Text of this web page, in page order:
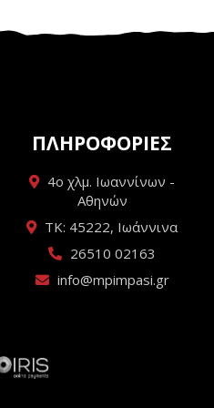
ΠΛΗΡΟΦΟΡΙΕΣ
4ο χλμ. Ιωαννίνων -
Αθηνών
ΤΚ: 45222, Ιωάννινα
26510 02163
info@mpimpasi.gr